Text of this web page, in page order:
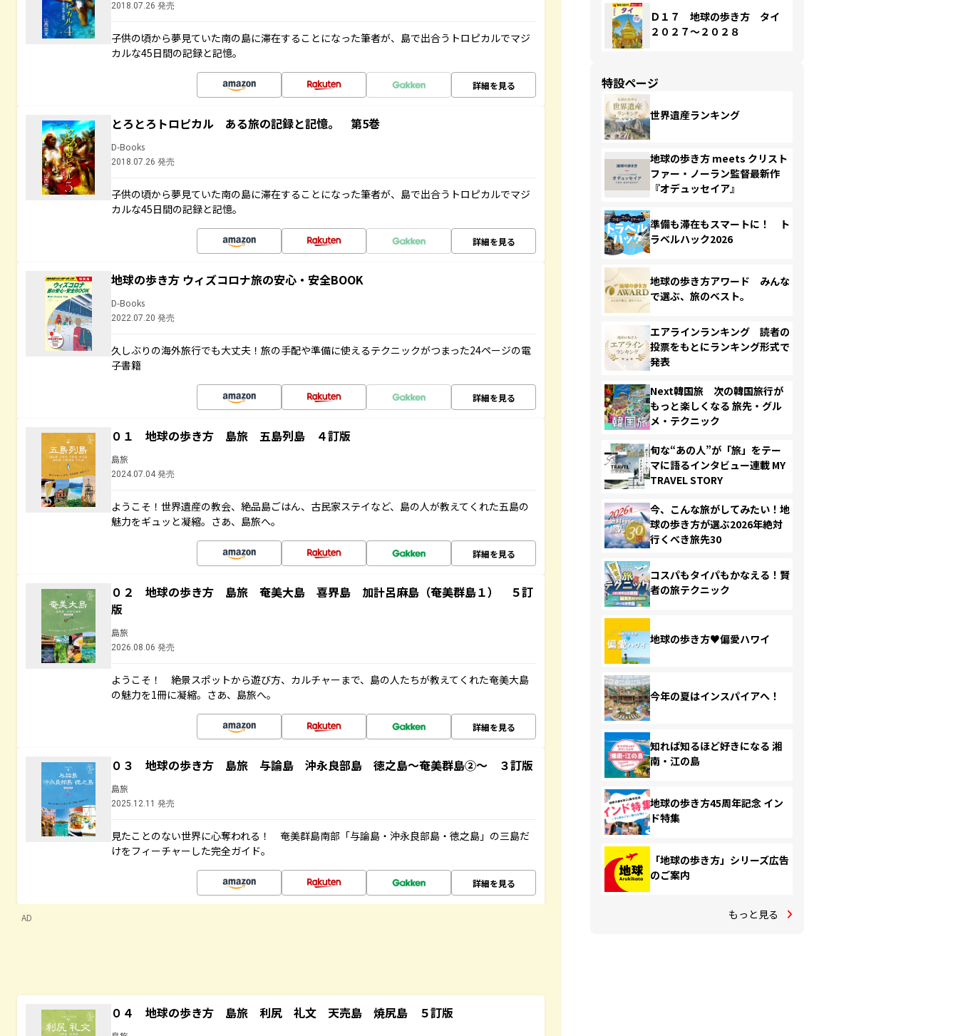
2018.07.26 発売
子供の頃から夢見ていた南の島に滞在することになった筆者が、島で出合うトロピカルでマジ
カルな45日間の記録と記憶。
詳細を見る
とろとろトロピカル ある旅の記録と記憶。 第5巻
D-Books
2018.07.26 発売
子供の頃から夢見ていた南の島に滞在することになった筆者が、島で出合うトロピカルでマジ
カルな45日間の記録と記憶。
詳細を見る
地球の歩き方 ウィズコロナ旅の安心・安全BOOK
D-Books
2022.07.20 発売
久しぶりの海外旅行でも大丈夫！旅の手配や準備に使えるテクニックがつまった24ページの電
子書籍
詳細を見る
０１ 地球の歩き方 島旅 五島列島 ４訂版
島旅
2024.07.04 発売
ようこそ！世界遺産の教会、絶品島ごはん、古民家ステイなど、島の人が教えてくれた五島の
魅力をギュッと凝縮。さあ、島旅へ。
詳細を見る
０２ 地球の歩き方 島旅 奄美大島 喜界島 加計呂麻島（奄美群島１） ５訂
版
島旅
2026.08.06 発売
ようこそ！ 絶景スポットから遊び方、カルチャーまで、島の人たちが教えてくれた奄美大島
の魅力を1冊に凝縮。さあ、島旅へ。
詳細を見る
０３ 地球の歩き方 島旅 与論島 沖永良部島 徳之島～奄美群島②～ ３訂版
島旅
2025.12.11 発売
見たことのない世界に心奪われる！ 奄美群島南部「与論島・沖永良部島・徳之島」の三島だ
けをフィーチャーした完全ガイド。
詳細を見る
AD
０４ 地球の歩き方 島旅 利尻 礼文 天売島 焼尻島 ５訂版
Ｄ１７ 地球の歩き方 タイ
２０２７～２０２８
特設ページ
世界遺産ランキング
地球の歩き方 meets クリスト
ファー・ノーラン監督最新作
『オデュッセイア』
準備も滞在もスマートに！ ト
ラベルハック2026
地球の歩き方アワード みんな
で選ぶ、旅のベスト。
エアラインランキング 読者の
投票をもとにランキング形式で
発表
Next韓国旅 次の韓国旅行が
もっと楽しくなる 旅先・グル
メ・テクニック
旬な“あの人”が「旅」をテー
マに語るインタビュー連載 MY
TRAVEL STORY
今、こんな旅がしてみたい！地
球の歩き方が選ぶ2026年絶対
行くべき旅先30
コスパもタイパもかなえる！賢
者の旅テクニック
地球の歩き方♥偏愛ハワイ
今年の夏はインスパイアへ！
知れば知るほど好きになる 湘
南・江の島
地球の歩き方45周年記念 イン
ド特集
「地球の歩き方」シリーズ広告
のご案内
もっと見る